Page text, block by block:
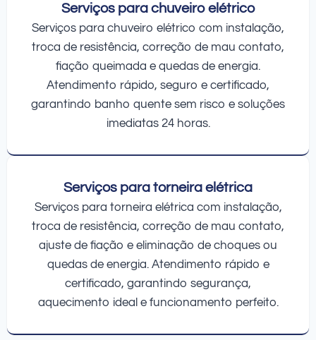
Serviços para chuveiro elétrico
Serviços para chuveiro elétrico com instalação,
troca de resistência, correção de mau contato,
fiação queimada e quedas de energia.
Atendimento rápido, seguro e certificado,
garantindo banho quente sem risco e soluções
imediatas 24 horas.
Serviços para torneira elétrica
Serviços para torneira elétrica com instalação,
troca de resistência, correção de mau contato,
ajuste de fiação e eliminação de choques ou
quedas de energia. Atendimento rápido e
certificado, garantindo segurança,
aquecimento ideal e funcionamento perfeito.